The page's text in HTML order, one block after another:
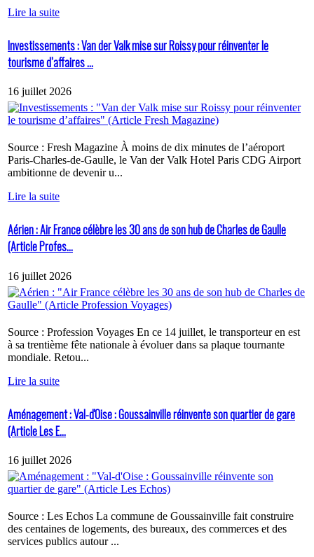
Lire la suite
Investissements : Van der Valk mise sur Roissy pour réinventer le
tourisme d’affaires ...
16 juillet 2026
Source : Fresh Magazine À moins de dix minutes de l’aéroport
Paris-Charles-de-Gaulle, le Van der Valk Hotel Paris CDG Airport
ambitionne de devenir u...
Lire la suite
Aérien : Air France célèbre les 30 ans de son hub de Charles de Gaulle
(Article Profes...
16 juillet 2026
Source : Profession Voyages En ce 14 juillet, le transporteur en est
à sa trentième fête nationale à évoluer dans sa plaque tournante
mondiale. Retou...
Lire la suite
Aménagement : Val-d'Oise : Goussainville réinvente son quartier de gare
(Article Les E...
16 juillet 2026
Source : Les Echos La commune de Goussainville fait construire
des centaines de logements, des bureaux, des commerces et des
services publics autour ...